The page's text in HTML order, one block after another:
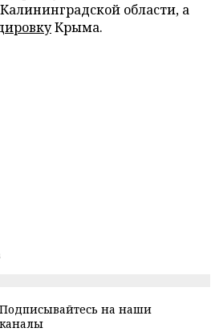
области, а
Крыма.
Подписывайтесь на наши
каналы